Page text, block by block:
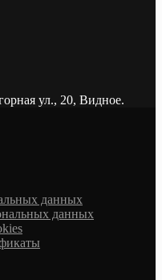
ул., 20, Видное.
данных
данных